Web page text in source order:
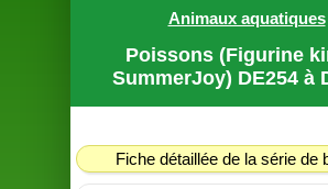
Animaux aquatiques
Poissons (Figurine
SummerJoy) DE254 à
Fiche détaillée de la série de